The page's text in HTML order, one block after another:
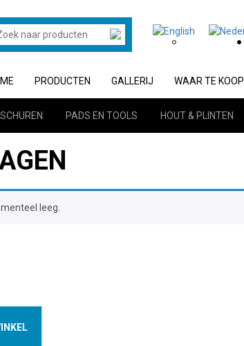
PRODUCTEN GALLERIJ WAAR TE KOOP
SCHUREN PADS EN TOOLS HOUT & PLINTEN
leeg.